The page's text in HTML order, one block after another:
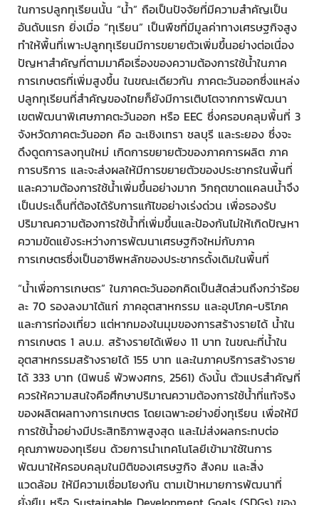
ในการปลูกทุเรียนนั้น “น้ำ” ถือเป็นปัจจัยที่มีความสำคัญเป็น
อันดับแรก ยิ่งเมื่อ “ทุเรียน” เป็นพืชที่มีมูลค่าทางเศรษฐกิจสูง
ทำให้พื้นที่เพาะปลูกทุเรียนมีการขยายตัวเพิ่มขึ้นอย่างต่อเนื่อง
ปัญหาสำคัญที่ตามมาคือเรื่องของความต้องการใช้น้ำในภาค
การเกษตรที่เพิ่มสูงขึ้น ในขณะเดียวกัน ภาคตะวันออกซึ่งแหล่ง
ปลูกทุเรียนที่สำคัญของไทยก็ยังมีการเติบโตจากการพัฒนา
เขตพัฒนาพิเศษภาคตะวันออก หรือ EEC ซึ่งครอบคลุมพื้นที่ 3
จังหวัดภาคตะวันออก คือ ฉะเชิงเทรา ชลบุรี และระยอง ซึ่งจะ
ดึงดูดการลงทุนใหม่ เกิดการขยายตัวของภาคการผลิต ภาค
การบริการ และจะส่งผลให้มีการขยายตัวของประชากรในพื้นที่
และความต้องการใช้น้ำเพิ่มขึ้นอย่างมาก วิกฤตขาดแคลนน้ำจึง
เป็นประเด็นที่ต้องได้รับการแก้ไขอย่างเร่งด่วน เพื่อรองรับ
ปริมาณความต้องการใช้น้ำที่เพิ่มขึ้นและป้องกันไม่ให้เกิดปัญหา
ความขัดแย้งระหว่างการพัฒนาเศรษฐกิจใหม่กับภาค
การเกษตรซึ่งเป็นอาชีพหลักของประชากรดั้งเดิมในพื้นที่
“น้ำเพื่อการเกษตร” ในภาคตะวันออกคิดเป็นสัดส่วนถึงกว่าร้อย
ละ 70 รองลงมาได้แก่ ภาคอุตสาหกรรม และอุปโภค-บริโภค
และการท่องเที่ยว แต่หากมองในมุมของการสร้างรายได้ น้ำใน
การเกษตร 1 ลบ.ม. สร้างรายได้เพียง 11 บาท ในขณะที่น้ำใน
อุตสาหกรรมสร้างรายได้ 155 บาท และในภาคบริการสร้างราย
ได้ 333 บาท (นิพนธ์ พัวพงศกร, 2561) ดังนั้น ตัวแปรสำคัญที่
ควรให้ความสนใจคือศึกษาปริมาณความต้องการใช้น้ำที่แท้จริง
ของผลิตผลทางการเกษตร โดยเฉพาะอย่างยิ่งทุเรียน เพื่อให้มี
การใช้น้ำอย่างมีประสิทธิภาพสูงสุด และไม่ส่งผลกระทบต่อ
คุณภาพของทุเรียน ด้วยการนำเทคโนโลยีเข้ามาใช้ในการ
พัฒนาให้ครอบคลุมในมิติของเศรษฐกิจ สังคม และสิ่ง
แวดล้อม ให้มีความเชื่อมโยงกัน ตามเป้าหมายการพัฒนาที่